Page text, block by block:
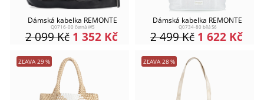
Dámská kabelka REMONTE
Q0716-00 černá W5
1 352 Kč
2 099Kč
Dámská kabelka REMONTE
Q0734-80 bílá S6
1 622 Kč
2 499Kč
ZĽAVA 29% ZĽAVA 28%